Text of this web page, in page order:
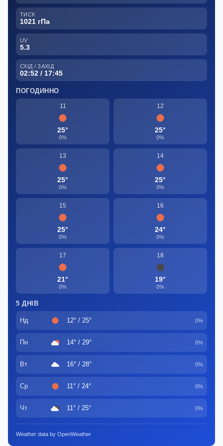
ТИСК
1021 гПа
UV
5.3
СХІД / ЗАХІД
02:52 / 17:45
ПОГОДИННО
11
25°
0%
12
25°
0%
13
25°
0%
14
25°
0%
15
25°
0%
16
24°
0%
17
21°
0%
18
19°
0%
5 ДНІВ
Нд 12° / 25° 0%
Пн 14° / 29° 0%
Вт 16° / 28° 0%
Ср 11° / 24° 0%
Чт 11° / 25° 0%
Weather data by OpenWeather